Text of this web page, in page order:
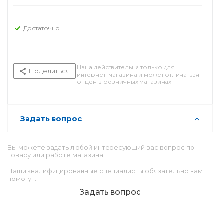
Достаточно
Поделиться
Цена действительна только для
интернет-магазина и может отличаться
от цен в розничных магазинах
Задать вопрос
Вы можете задать любой интересующий вас вопрос по
товару или работе магазина.
Наши квалифицированные специалисты обязательно вам
помогут.
Задать вопрос